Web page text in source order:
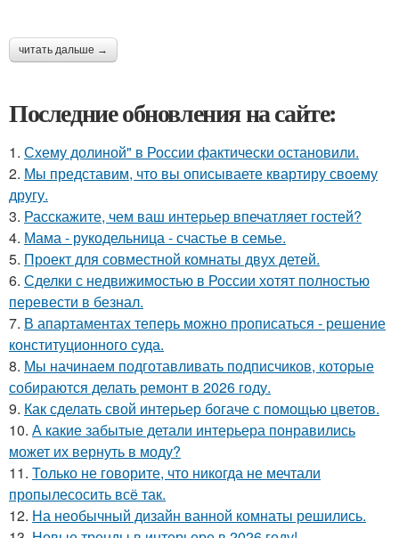
читать дальше →
Последние обновления на сайте:
1. Схему долиной" в России фактически остановили.
2. Мы представим, что вы описываете квартиру своему
другу.
3. Расскажите, чем ваш интерьер впечатляет гостей?
4. Мама - рукодельница - счастье в семье.
5. Проект для совместной комнаты двух детей.
6. Сделки с недвижимостью в России хотят полностью
перевести в безнал.
7. В апартаментах теперь можно прописаться - решение
конституционного суда.
8. Мы начинаем подготавливать подписчиков, которые
собираются делать ремонт в 2026 году.
9. Как сделать свой интерьер богаче с помощью цветов.
10. А какие забытые детали интерьера понравились
может их вернуть в моду?
11. Только не говорите, что никогда не мечтали
пропылесосить всё так.
12. На необычный дизайн ванной комнаты решились.